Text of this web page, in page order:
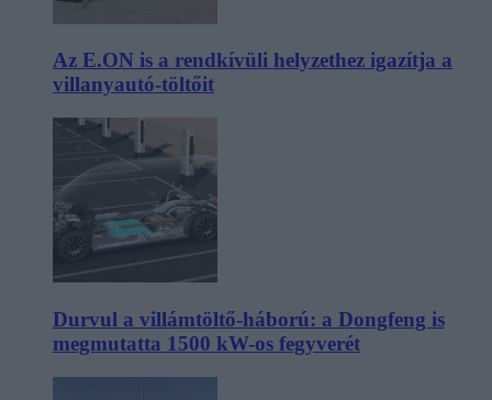
Az E.ON is a rendkívüli helyzethez igazítja a
villanyautó-töltőit
Durvul a villámtöltő-háború: a Dongfeng is
megmutatta 1500 kW-os fegyverét